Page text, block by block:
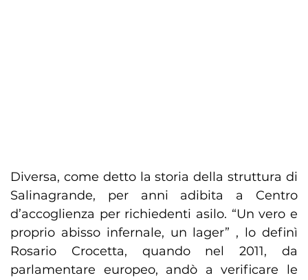
Diversa, come detto la storia della struttura di
Salinagrande, per anni adibita a Centro
d’accoglienza per richiedenti asilo. “Un vero e
proprio abisso infernale, un lager” , lo definì
Rosario Crocetta, quando nel 2011, da
parlamentare europeo, andò a verificare le